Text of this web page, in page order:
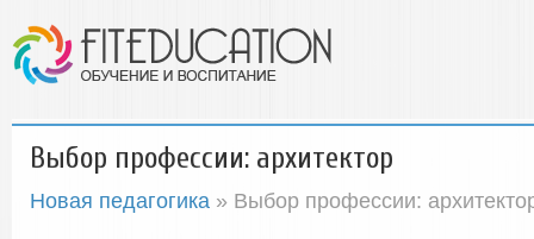
Выбор профессии: архитектор
Новая педагогика » Выбор профессии: